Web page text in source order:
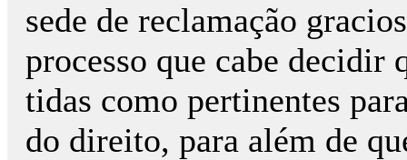
sede de reclamação
processo que cabe decidir
tidas como pertinentes
do direito, para além de